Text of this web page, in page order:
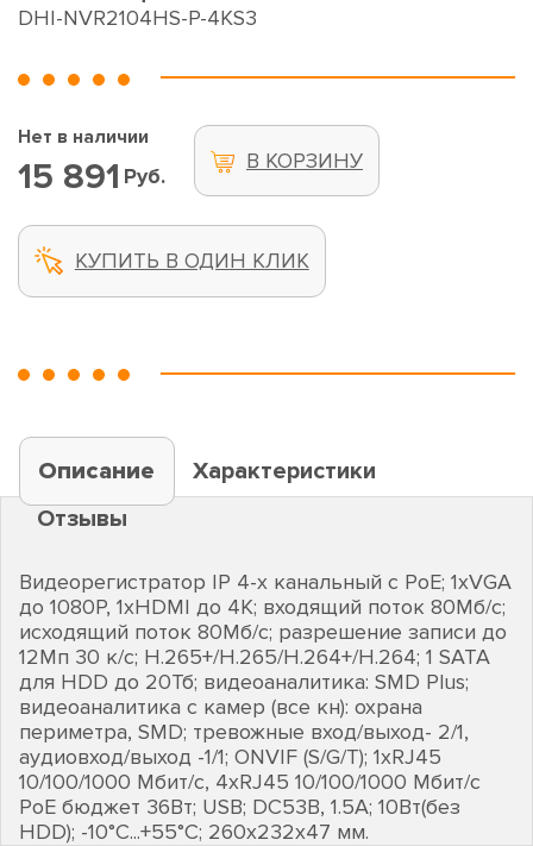
DHI-NVR2104HS-P-4KS3
Нет в наличии
15 891 Руб.
В КОРЗИНУ
КУПИТЬ В ОДИН КЛИК
Описание
Характеристики
Отзывы
Видеорегистратор IP 4-х канальный с PoE; 1хVGA
до 1080Р, 1хHDMI до 4К; входящий поток 80Мб/с;
исходящий поток 80Мб/с; разрешение записи до
12Мп 30 к/с; H.265+/H.265/H.264+/H.264; 1 SATA
для HDD до 20Тб; видеоаналитика: SMD Plus;
видеоаналитика с камер (все кн): охрана
периметра, SMD; тревожные вход/выход- 2/1,
аудиовход/выход -1/1; ONVIF (S/G/T); 1хRJ45
10/100/1000 Мбит/с, 4хRJ45 10/100/1000 Мбит/с
PоE бюджет 36Вт; USB; DC53В, 1.5А; 10Вт(без
HDD); -10°C...+55°C; 260х232х47 мм.